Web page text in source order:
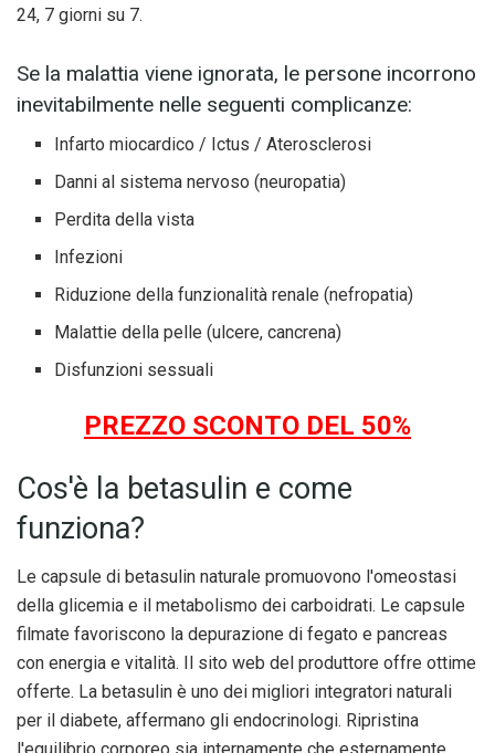
24, 7 giorni su 7.
Se la malattia viene ignorata, le persone incorrono
inevitabilmente nelle seguenti complicanze:
Infarto miocardico / Ictus / Aterosclerosi
Danni al sistema nervoso (neuropatia)
Perdita della vista
Infezioni
Riduzione della funzionalità renale (nefropatia)
Malattie della pelle (ulcere, cancrena)
Disfunzioni sessuali
PREZZO SCONTO DEL 50%
Cos'è la betasulin e come
funziona?
Le capsule di betasulin naturale promuovono l'omeostasi
della glicemia e il metabolismo dei carboidrati. Le capsule
filmate favoriscono la depurazione di fegato e pancreas
con energia e vitalità. Il sito web del produttore offre ottime
offerte. La betasulin è uno dei migliori integratori naturali
per il diabete, affermano gli endocrinologi. Ripristina